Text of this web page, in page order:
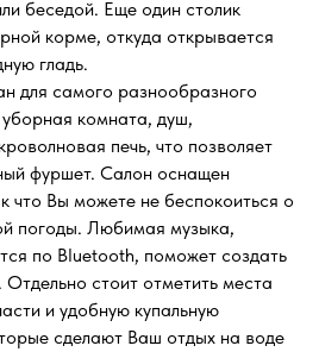
беседой. Еще один столик
корме, откуда открывается
гладь.
для самого разнообразного
комната, душ,
печь, что позволяет
фуршет. Салон оснащен
что Вы можете не беспокоиться о
погоды. Любимая музыка,
по Bluetooth, поможет создать
стоит отметить места
и удобную купальную
сделают Ваш отдых на воде